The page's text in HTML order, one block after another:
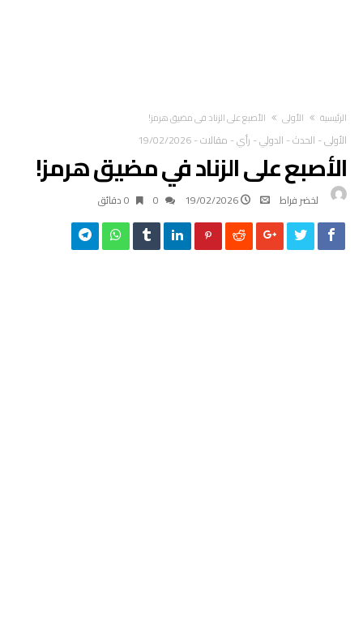
‫الرئيسية‬ الأولى الأصبع على الزناد في مضيق هرمز!
الأولى- الحدث- الدولي- رأي- مقالات-
19/02/2026
الأصبع على الزناد في مضيق هرمز!
لخضر فراط 19/02/2026 0 ‫دقائق‬